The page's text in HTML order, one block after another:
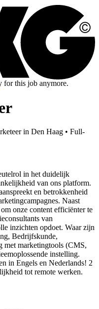
for this job anymore.
in Den Haag • Full-
in het duidelijk
van ons platform.
en betrokkenheid
Naast
onze content efficiënter te
van
inzichten opdoet. Waar zijn
Bedrijfskunde,
met marketingtools (CMS,
instelling.
in Engels en Nederlands! 2
tot remote werken.